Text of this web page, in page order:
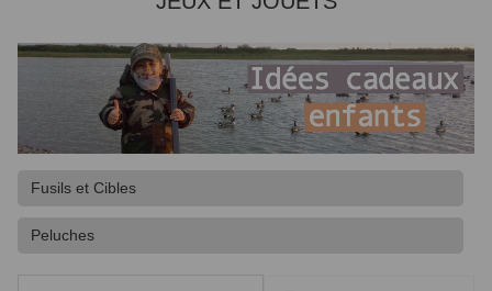
Fusils et Cibles
Peluches